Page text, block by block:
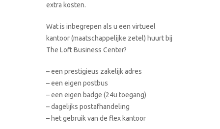
extra kosten.
Wat is inbegrepen als u een virtueel
kantoor (maatschappelijke zetel) huurt bij
The Loft Business Center?
– een prestigieus zakelijk adres
– een eigen postbus
– een eigen badge (24u toegang)
– dagelijks postafhandeling
– het gebruik van de flex kantoor